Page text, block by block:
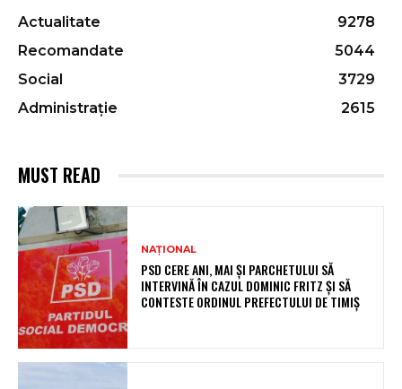
Actualitate
9278
Recomandate
5044
Social
3729
Administrație
2615
MUST READ
NAȚIONAL
PSD CERE ANI, MAI ȘI PARCHETULUI SĂ
INTERVINĂ ÎN CAZUL DOMINIC FRITZ ȘI SĂ
CONTESTE ORDINUL PREFECTULUI DE TIMIȘ